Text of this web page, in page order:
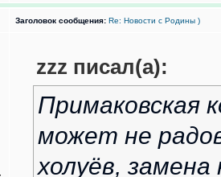
Заголовок сообщения: Re: Новости с Родины )
zzz писал(а):
Примаковская
может не
холуёв,